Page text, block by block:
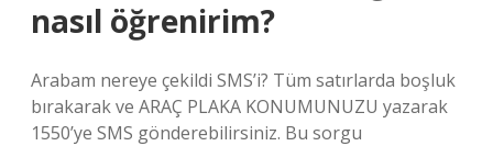
nasıl öğrenirim?
Arabam nereye çekildi SMS’i? Tüm satırlarda boşluk
bırakarak ve ARAÇ PLAKA KONUMUNUZU yazarak
1550’ye SMS gönderebilirsiniz. Bu sorgu